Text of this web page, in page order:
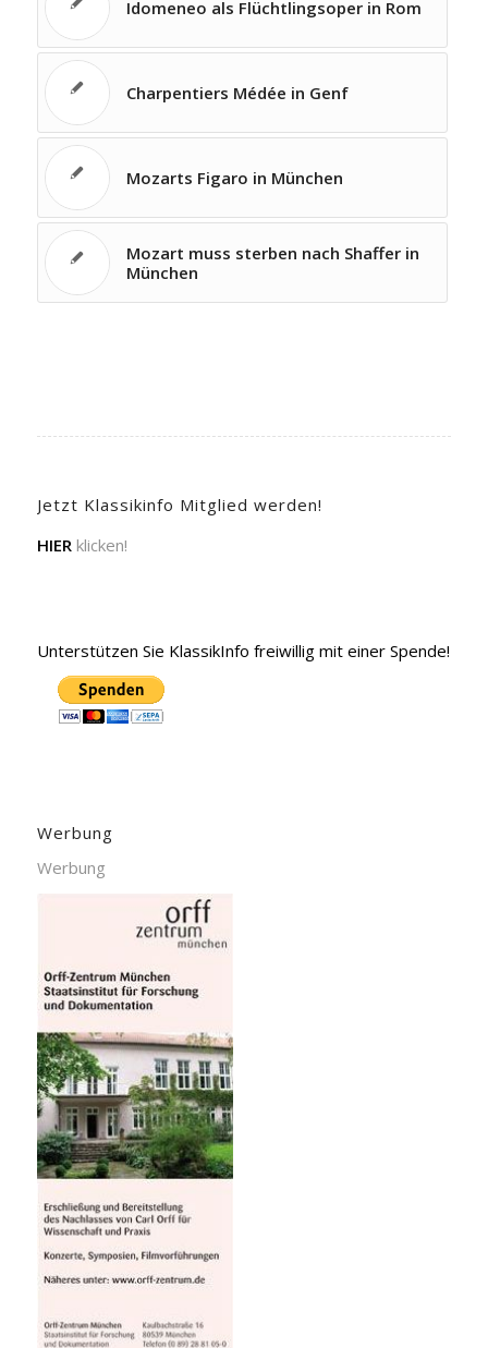
Idomeneo als Flüchtlingsoper in Rom
Charpentiers Médée in Genf
Mozarts Figaro in München
Mozart muss sterben nach Shaffer in
München
Jetzt Klassikinfo Mitglied werden!
HIER klicken!
Unterstützen Sie KlassikInfo freiwillig mit einer Spende!
Werbung
Werbung